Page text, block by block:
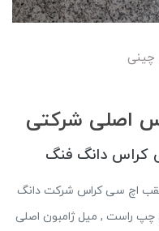
چینی
اصلی شرکتی
کراس دانگ فنگ
اچ سی کراس شرکت دانگ
چپ راست , میل ژامبون اصلی